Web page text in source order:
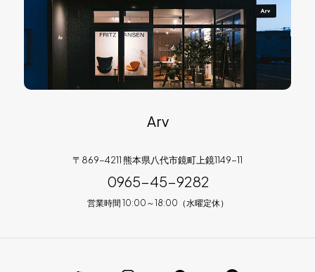
Arv
〒869-4211 熊本県八代市鏡町上鏡1149-11
0965-45-9282
営業時間 10:00～18:00（水曜定休）